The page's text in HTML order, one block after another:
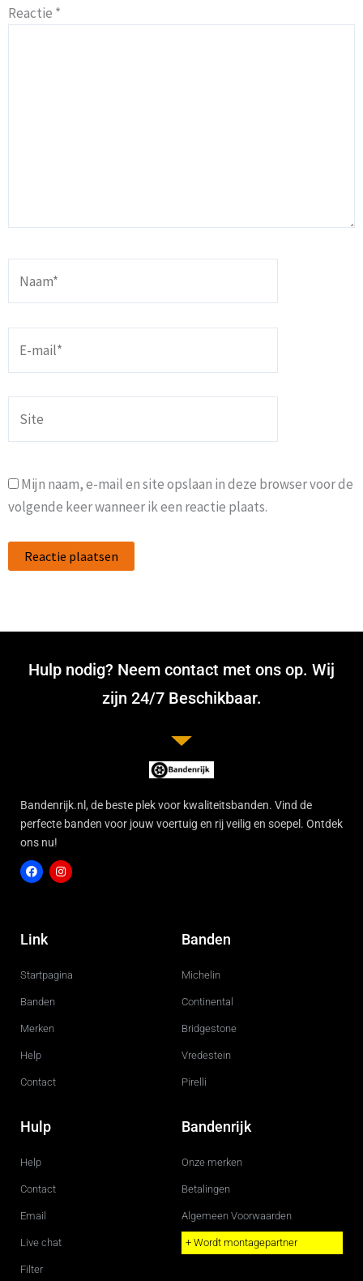
Reactie *
mail*
Mijn naam, e-mail en site opslaan in deze browser voor de
volgende keer wanneer ik een reactie plaats.
Hulp nodig? Neem contact met ons op. Wij
zijn 24/7 Beschikbaar.
Bandenrijk.nl, de beste plek voor kwaliteitsbanden. Vind de
perfecte banden voor jouw voertuig en rij veilig en soepel. Ontdek
ons nu!
c
e
o
g
r
Link
Startpagina
Banden
Merken
Help
Contact
Banden
Michelin
Continental
Bridgestone
Vredestein
Pirelli
Hulp
Help
Contact
Email
Live chat
Filter
Bandenrijk
Onze merken
Betalingen
Algemeen Voorwaarden
+ Wordt montagepartner